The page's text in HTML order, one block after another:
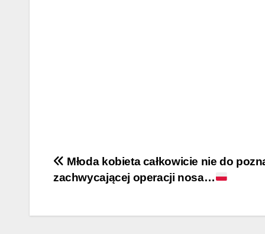
Post
navigation
Młoda kobieta całkowicie nie do
zachwycającej operacji nosa…